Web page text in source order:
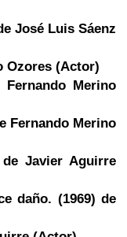
José Luis Sáenz
Ozores (Actor)
Fernando Merino
Fernando Merino
Javier Aguirre
daño. (1969) de